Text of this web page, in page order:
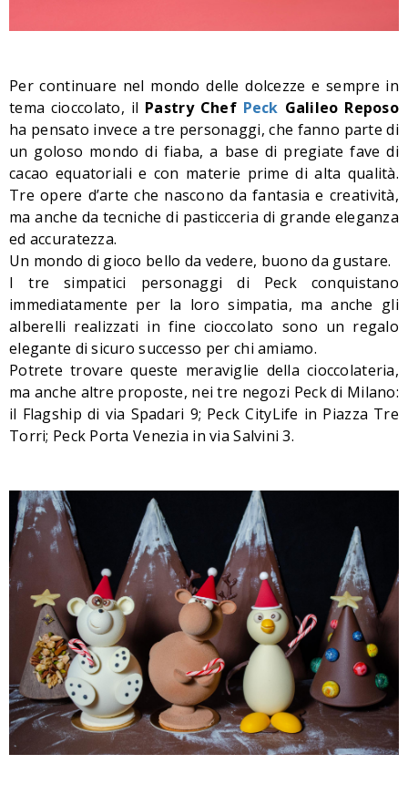
Per continuare nel mondo delle dolcezze e sempre in
tema cioccolato, il Pastry Chef Peck Galileo Reposo
ha pensato invece a tre personaggi, che fanno parte di
un goloso mondo di fiaba, a base di pregiate fave di
cacao equatoriali e con materie prime di alta qualità.
Tre opere d’arte che nascono da fantasia e creatività,
ma anche da tecniche di pasticceria di grande eleganza
ed accuratezza.
Un mondo di gioco bello da vedere, buono da gustare.
I tre simpatici personaggi di Peck conquistano
immediatamente per la loro simpatia, ma anche gli
alberelli realizzati in fine cioccolato sono un regalo
elegante di sicuro successo per chi amiamo.
Potrete trovare queste meraviglie della cioccolateria,
ma anche altre proposte, nei tre negozi Peck di Milano:
il Flagship di via Spadari 9; Peck CityLife in Piazza Tre
Torri; Peck Porta Venezia in via Salvini 3.